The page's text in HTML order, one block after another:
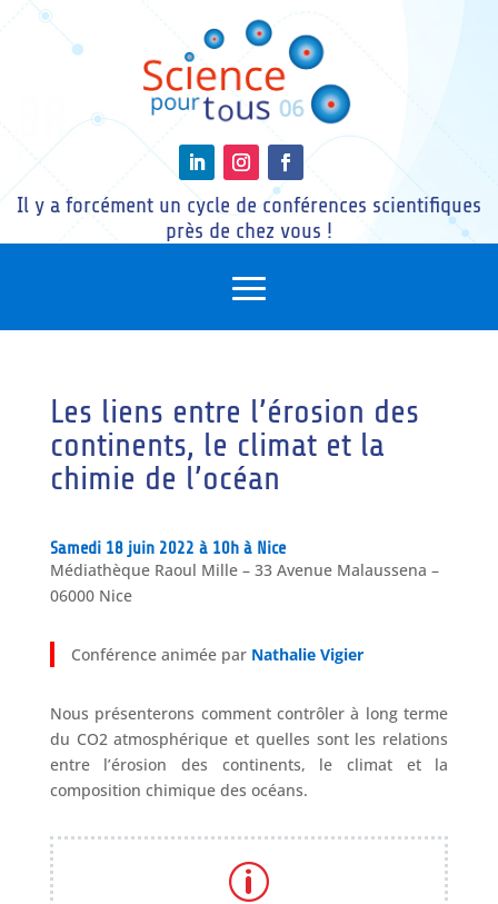
Il y a forcément un cycle de conférences scientifiques
près de chez vous !
Les liens entre l’érosion des
continents, le climat et la
chimie de l’océan
Samedi 18 juin 2022 à 10h à Nice
Médiathèque Raoul Mille – 33 Avenue Malaussena –
06000 Nice
Conférence animée par Nathalie Vigier
Nous présenterons comment contrôler à long terme
du CO2 atmosphérique et quelles sont les relations
entre l’érosion des continents, le climat et la
composition chimique des océans.
p